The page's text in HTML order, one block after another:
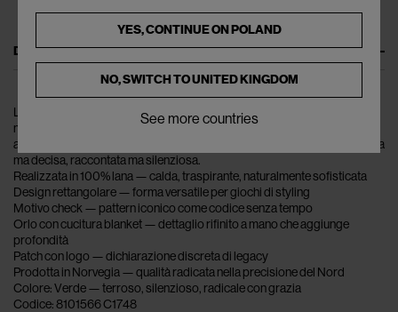
DESCRIPTION
La BURBERRY Check Wool Scarf in Verde è una frase tattile — scritta
nel calore, rifinita nel pensiero. Il check qui non è moda; è una mappa di
appartenenza e identità britannica. La lana diventa narrazione — morbida
ma decisa, raccontata ma silenziosa.
Realizzata in 100% lana — calda, traspirante, naturalmente sofisticata
Design rettangolare — forma versatile per giochi di styling
Motivo check — pattern iconico come codice senza tempo
Orlo con cucitura blanket — dettaglio rifinito a mano che aggiunge
profondità
Patch con logo — dichiarazione discreta di legacy
Prodotta in Norvegia — qualità radicata nella precisione del Nord
Colore: Verde — terroso, silenzioso, radicale con grazia
Codice: 8101566 C1748
YES, CONTINUE ONPOLAND
NO, SWITCH TOUNITED KINGDOM
See more countries